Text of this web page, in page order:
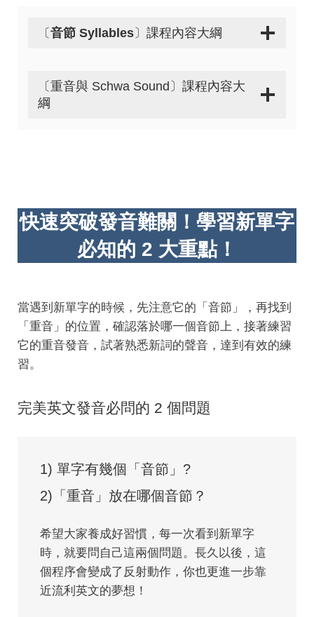
〔 音節 Syllables 〕課程內容大綱
〔重音與 Schwa Sound〕課程內容大
綱
快速突破發音難關！學習新單字
必知的 2 大重點！
當遇到新單字的時候，先注意它的「音節」，再找到
「重音」的位置，確認落於哪一個音節上，接著練習
它的重音發音，試著熟悉新詞的聲音，達到有效的練
習。
完美英文發音必問的 2 個問題
1) 單字有幾個「音節」?
2)「重音」放在哪個音節？
希望大家養成好習慣，每一次看到新單字
時，就要問自己這兩個問題。長久以後，這
個程序會變成了反射動作，你也更進一步靠
近流利英文的夢想！